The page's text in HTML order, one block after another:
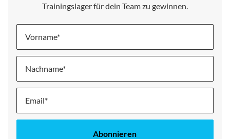
Trainingslager für dein Team zu gewinnen.
Vorname
Nachname
Melde
für
Abonnieren